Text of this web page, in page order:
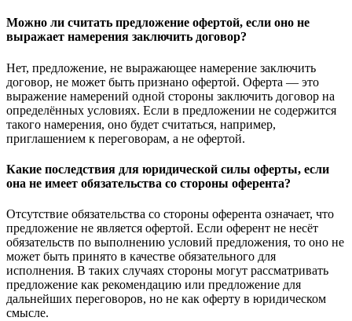
Можно ли считать предложение офертой, если оно не
выражает намерения заключить договор?
Нет, предложение, не выражающее намерение заключить
договор, не может быть признано офертой. Оферта — это
выражение намерений одной стороны заключить договор на
определённых условиях. Если в предложении не содержится
такого намерения, оно будет считаться, например,
приглашением к переговорам, а не офертой.
Какие последствия для юридической силы оферты, если
она не имеет обязательства со стороны оферента?
Отсутствие обязательства со стороны оферента означает, что
предложение не является офертой. Если оферент не несёт
обязательств по выполнению условий предложения, то оно не
может быть принято в качестве обязательного для
исполнения. В таких случаях стороны могут рассматривать
предложение как рекомендацию или предложение для
дальнейших переговоров, но не как оферту в юридическом
смысле.